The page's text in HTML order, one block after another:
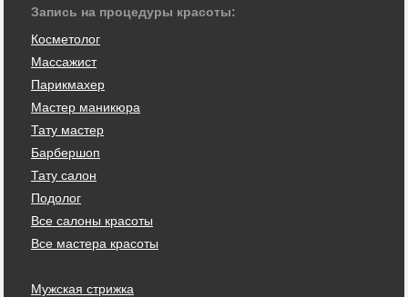
Запись на процедуры красоты:
Косметолог
Массажист
Парикмахер
Мастер маникюра
Тату мастер
Барбершоп
Тату салон
Подолог
Все салоны красоты
Все мастера красоты
Мужская стрижка